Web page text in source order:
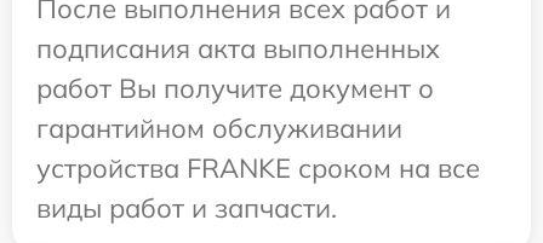
После выполнения всех работ и
подписания акта выполненных
работ Вы получите документ о
гарантийном обслуживании
устройства FRANKE сроком на все
виды работ и запчасти.